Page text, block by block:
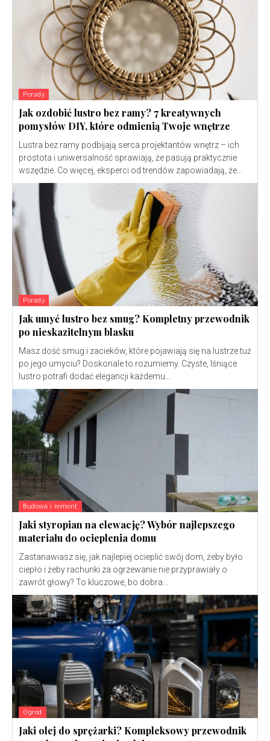
Porady
Jak ozdobić lustro bez ramy? 7 kreatywnych
pomysłów DIY, które odmienią Twoje wnętrze
Lustra bez ramy podbijają serca projektantów wnętrz – ich
prostota i uniwersalność sprawiają, że pasują praktycznie
wszędzie. Co więcej, eksperci od trendów zapowiadają, że...
Porady
Jak umyć lustro bez smug? Kompletny przewodnik
po nieskazitelnym blasku
Masz dość smug i zacieków, które pojawiają się na lustrze tuż
po jego umyciu? Doskonale to rozumiemy. Czyste, lśniące
lustro potrafi dodać elegancji każdemu...
Budowa i remont
Jaki styropian na elewację? Wybór najlepszego
materiału do ocieplenia domu
Zastanawiasz się, jak najlepiej ocieplić swój dom, żeby było
ciepło i żeby rachunki za ogrzewanie nie przyprawiały o
zawrót głowy? To kluczowe, bo dobra...
Ogród
Jaki olej do sprężarki? Kompleksowy przewodnik